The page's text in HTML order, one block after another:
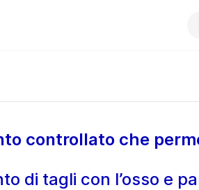
controllato che
di tagli con l’osso e